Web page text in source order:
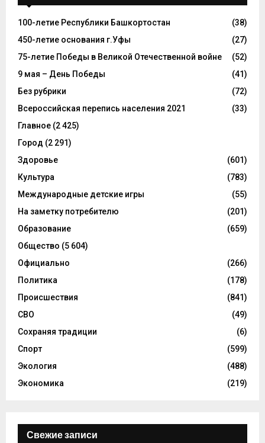
100-летие Республики Башкортостан
(38)
450-летие основания г.Уфы
(27)
75-летие Победы в Великой Отечественной войне
(52)
9 мая – День Победы
(41)
Без рубрики
(72)
Всероссийская перепись населения 2021
(33)
Главное (2 425)
Город (2 291)
Здоровье
(601)
Культура
(783)
Международные детские игры
(55)
На заметку потребителю
(201)
Образование
(659)
Общество (5 604)
Официально
(266)
Политика
(178)
Происшествия
(841)
СВО
(49)
Сохраняя традиции
(6)
Спорт
(599)
Экология
(488)
Экономика
(219)
Свежие записи